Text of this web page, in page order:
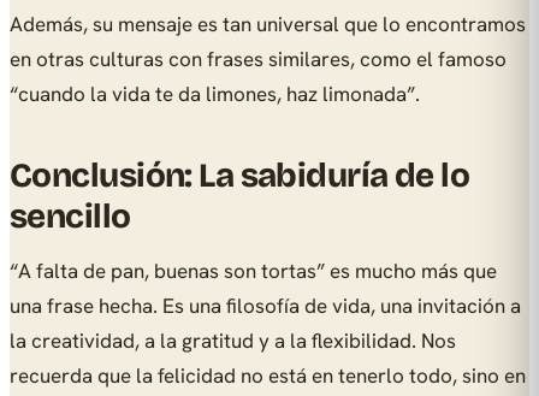
Además, su mensaje es tan universal que lo encontramos
en otras culturas con frases similares, como el famoso
“cuando la vida te da limones, haz limonada”.
Conclusión: La sabiduría de lo
sencillo
“A falta de pan, buenas son tortas” es mucho más que
una frase hecha. Es una filosofía de vida, una invitación a
la creatividad, a la gratitud y a la flexibilidad. Nos
recuerda que la felicidad no está en tenerlo todo, sino en